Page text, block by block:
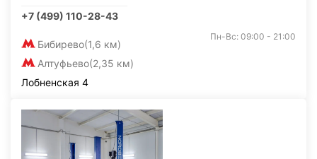
+7 (499) 110-28-43
Бибирево(1,6 км)
Алтуфьево(2,35 км)
Пн-Вс: 09:00 - 21:00
Лобненская 4